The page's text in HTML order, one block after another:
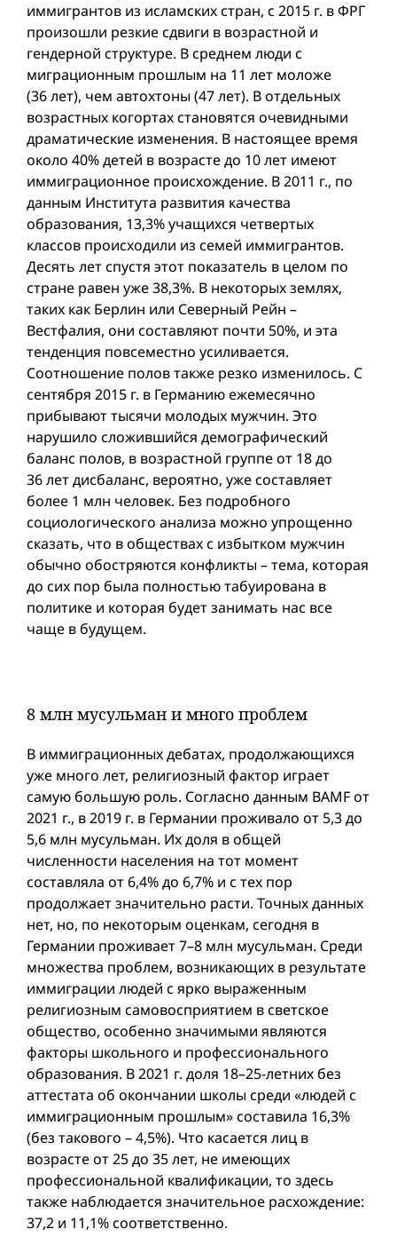
иммигрантов из исламских стран, с 2015 г. в ФРГ
произошли резкие сдвиги в возрастной и
гендерной структуре. В среднем люди с
миграционным прошлым на 11 лет моложе
(36 лет), чем автохтоны (47 лет). В отдельных
возрастных когортах становятся очевидными
драматические изменения. В настоящее время
около 40% детей в возрасте до 10 лет имеют
иммиграционное происхождение. В 2011 г., по
данным Института развития качества
образования, 13,3% учащихся четвертых
классов происходили из семей иммигрантов.
Десять лет спустя этот показатель в целом по
стране равен уже 38,3%. В некоторых землях,
таких как Берлин или Северный Рейн –
Вестфалия, они составляют почти 50%, и эта
тенденция повсеместно усиливается.
Соотношение полов также резко изменилось. С
сентября 2015 г. в Германию ежемесячно
прибывают тысячи молодых мужчин. Это
нарушило сложившийся демографический
баланс полов, в возрастной группе от 18 до
36 лет дисбаланс, вероятно, уже составляет
более 1 млн человек. Без подробного
социологического анализа можно упрощенно
сказать, что в обществах с избытком мужчин
обычно обостряются конфликты – тема, которая
до сих пор была полностью табуирована в
политике и которая будет занимать нас все
чаще в будущем.
8 млн мусульман и много проблем
В иммиграционных дебатах, продолжающихся
уже много лет, религиозный фактор играет
самую большую роль. Согласно данным BAMF от
2021 г., в 2019 г. в Германии проживало от 5,3 до
5,6 млн мусульман. Их доля в общей
численности населения на тот момент
составляла от 6,4% до 6,7% и с тех пор
продолжает значительно расти. Точных данных
нет, но, по некоторым оценкам, сегодня в
Германии проживает 7–8 млн мусульман. Среди
множества проблем, возникающих в результате
иммиграции людей с ярко выраженным
религиозным самовосприятием в светское
общество, особенно значимыми являются
факторы школьного и профессионального
образования. В 2021 г. доля 18–25-летних без
аттестата об окончании школы среди «людей с
иммиграционным прошлым» составила 16,3%
(без такового – 4,5%). Что касается лиц в
возрасте от 25 до 35 лет, не имеющих
профессиональной квалификации, то здесь
также наблюдается значительное расхождение:
37,2 и 11,1% соответственно.